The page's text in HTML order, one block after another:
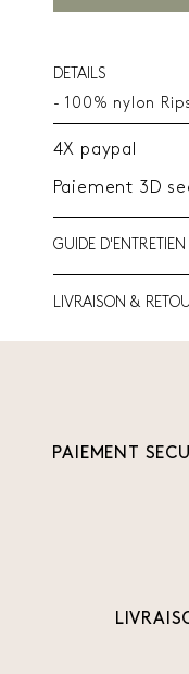
DETAILS
- 100% nylon
4X paypal
Paiement 3D
GUIDE D'ENTRETIEN
LIVRAISON &
PAIEMENT